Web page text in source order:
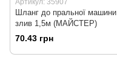
Артикул: 35907
Шланг до пральної машини
злив 1,5м (МАЙСТЕР)
70.43 грн